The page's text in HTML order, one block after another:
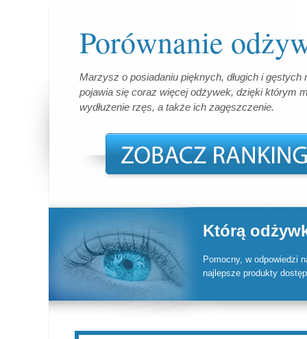
Porównanie
Marzysz o posiadaniu pięknych, długich i gęstych
pojawia się coraz więcej odżywek, dzięki którym
wydłużenie rzęs, a także ich zagęszczenie.
Którą
Pomocny, w odpowiedzi
najlepsze produkty